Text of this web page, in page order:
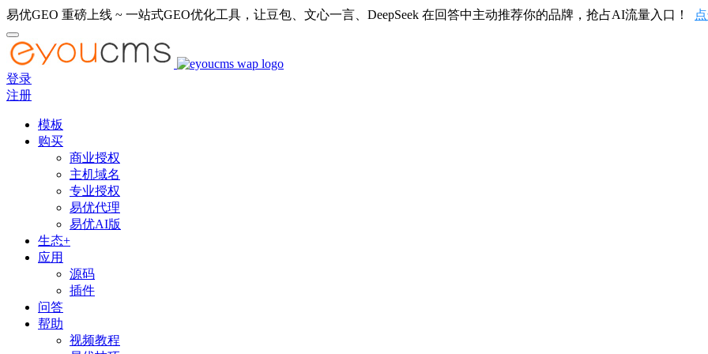
易优GEO 重磅上线 ~ 一站式GEO优化工具，让豆包、文心一言、DeepSeek 在回答中主动推荐你的品牌，抢占AI流量入口！
登录
注册
模板
购买
商业授权
主机域名
专业授权
易优代理
易优AI版
生态+
应用
源码
插件
问答
帮助
视频教程